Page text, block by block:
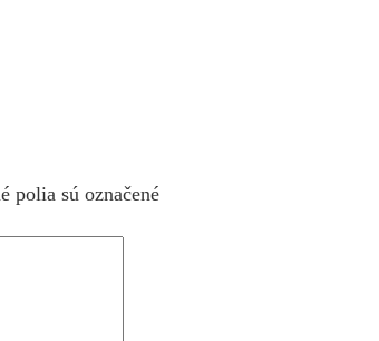
polia sú označené